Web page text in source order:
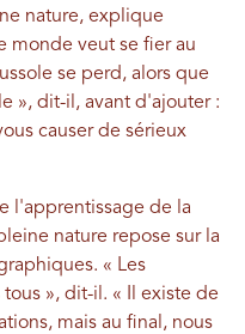
nature, explique
monde veut se fier au
se perd, alors que
», dit-il, avant d'ajouter :
causer de sérieux
l'apprentissage de la
nature repose sur la
« Les
», dit-il. « Il existe de
mais au final, nous